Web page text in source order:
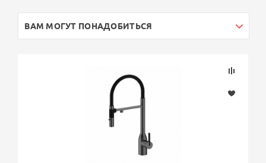
ВАМ МОГУТ ПОНАДОБИТЬСЯ